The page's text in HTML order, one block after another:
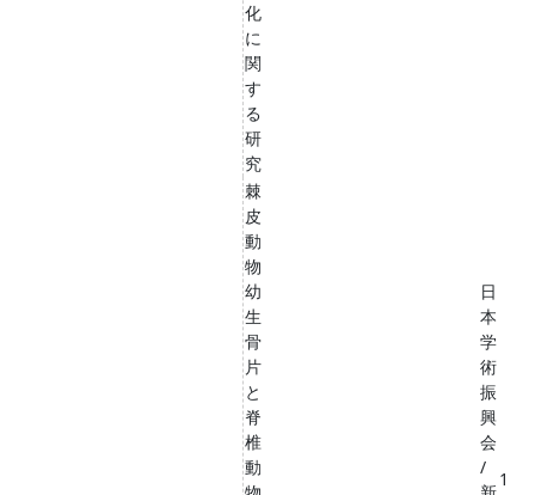
化
に
関
す
る
研
究
棘
皮
動
物
幼
生
骨
片
と
脊
椎
動
日
本
学
術
振
興
会
/
1